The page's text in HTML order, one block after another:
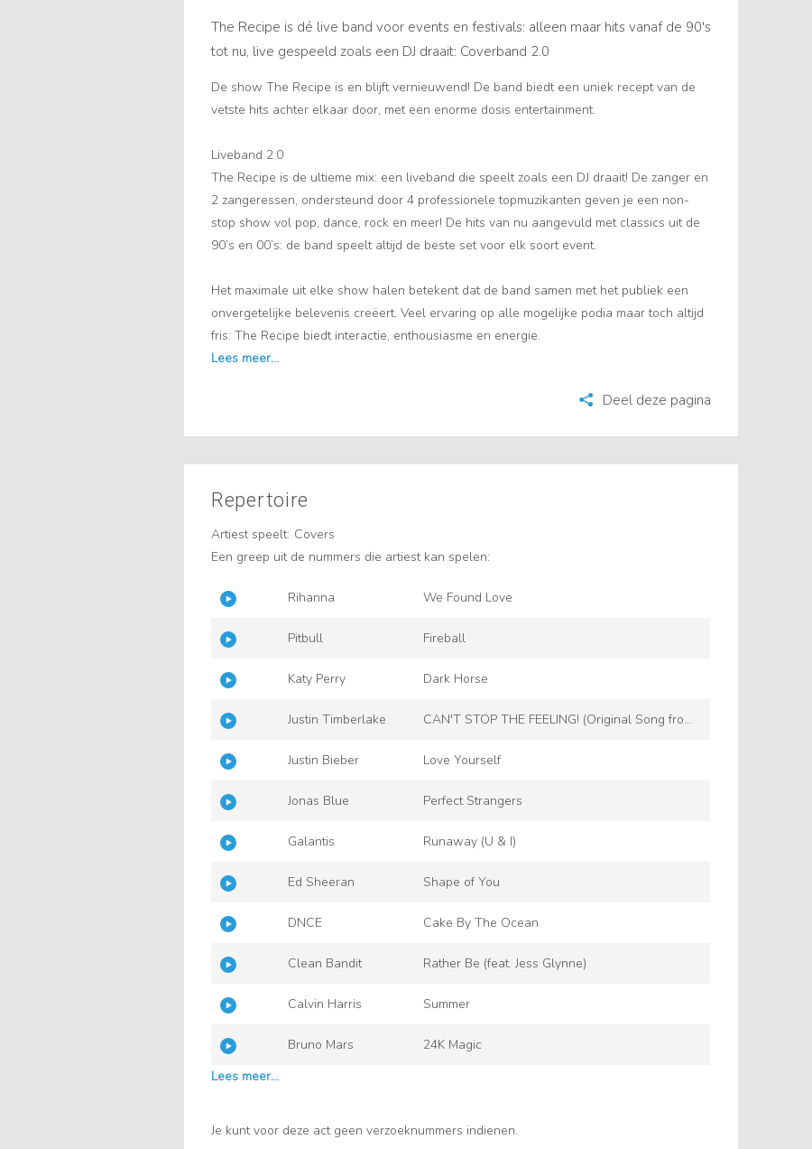
The Recipe is dé live band voor events en festivals: alleen maar hits vanaf de 90's
tot nu, live gespeeld zoals een DJ draait: Coverband 2.0
De show The Recipe is en blijft vernieuwend! De band biedt een uniek recept van de
vetste hits achter elkaar door, met een enorme dosis entertainment.
Liveband 2.0
The Recipe is de ultieme mix: een liveband die speelt zoals een DJ draait! De zanger en
2 zangeressen, ondersteund door 4 professionele topmuzikanten geven je een non-
stop show vol pop, dance, rock en meer! De hits van nu aangevuld met classics uit de
90’s en 00’s: de band speelt altijd de beste set voor elk soort event.
Het maximale uit elke show halen betekent dat de band samen met het publiek een
onvergetelijke belevenis creëert. Veel ervaring op alle mogelijke podia maar toch altijd
fris: The Recipe biedt interactie, enthousiasme en energie.
Deel deze pagina
Repertoire
Artiest speelt: Covers
Een greep uit de nummers die artiest kan spelen:
Rihanna We Found Love
Pitbull Fireball
Katy Perry Dark Horse
Justin Timberlake
CAN'T STOP THE FEELING! (Original Song from
Justin Bieber
Love Yourself
Jonas Blue Perfect Strangers
Galantis Runaway (U & I)
Ed Sheeran Shape of You
DNCE Cake By The Ocean
Clean Bandit Rather Be (feat. Jess Glynne)
Calvin Harris Summer
Bruno Mars 24K Magic
Je kunt voor deze act geen verzoeknummers indienen.